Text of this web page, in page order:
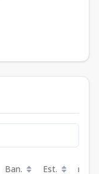
Ban. Est. m²